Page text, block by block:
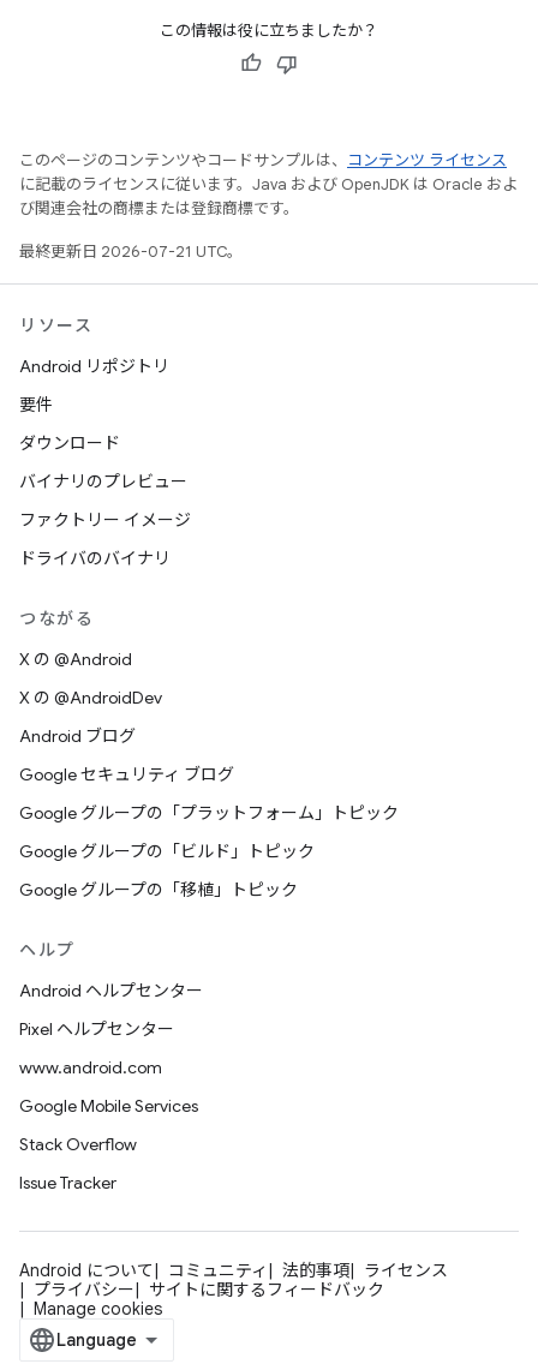
この情報は役に立ちましたか？
このページのコンテンツやコードサンプルは、
コンテンツ ライセンス
に記載のライセンスに従います。Java および OpenJDK は Oracle およ
び関連会社の商標または登録商標です。
最終更新日 2026-07-21 UTC。
リソース
Android リポジトリ
要件
ダウンロード
バイナリのプレビュー
ファクトリー イメージ
ドライバのバイナリ
つながる
X の @Android
X の @AndroidDev
Android ブログ
Google セキュリティ ブログ
Google グループの「プラットフォーム」トピック
Google グループの「ビルド」トピック
Google グループの「移植」トピック
ヘルプ
Android ヘルプセンター
Pixel ヘルプセンター
www.android.com
Google Mobile Services
Stack Overflow
Issue Tracker
Android について コミュニティ 法的事項
ライセンス
プライバシー
サイトに関するフィードバック
Manage cookies